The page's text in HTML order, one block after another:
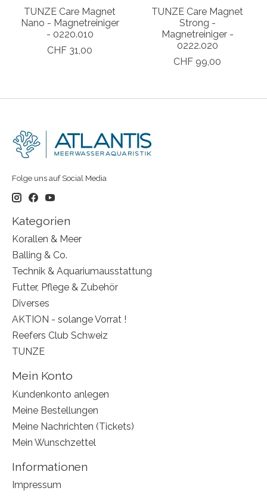
TUNZE Care Magnet
Nano - Magnetreiniger
- 0220.010
CHF 31,00
TUNZE Care Magnet
Strong -
Magnetreiniger -
0222.020
CHF 99,00
Folge uns auf Social Media
Kategorien
Korallen & Meer
Balling & Co.
Technik & Aquariumausstattung
Futter, Pflege & Zubehör
Diverses
AKTION - solange Vorrat !
Reefers Club Schweiz
TUNZE
Mein Konto
Kundenkonto anlegen
Meine Bestellungen
Meine Nachrichten (Tickets)
Mein Wunschzettel
Informationen
Impressum